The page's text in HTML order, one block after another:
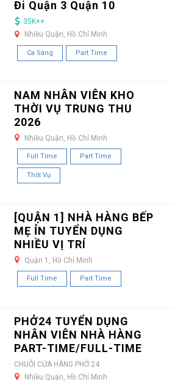
Đi Quận 3 Quận 10
35K++
Nhiều Quận, Hồ Chí Minh
Ca Sáng Part Time
NAM NHÂN VIÊN KHO
THỜI VỤ TRUNG THU
2026
Nhiều Quận, Hồ Chí Minh
Full Time Part Time
Thời Vụ
[QUẬN 1] NHÀ HÀNG BẾP
MẸ ỈN TUYỂN DỤNG
NHIỀU VỊ TRÍ
Quận 1, Hồ Chí Minh
Full Time Part Time
PHỞ24 TUYỂN DỤNG
NHÂN VIÊN NHÀ HÀNG
PART-TIME/FULL-TIME
CHUỖI CỬA HÀNG PHỞ 24
Nhiều Quận, Hồ Chí Minh